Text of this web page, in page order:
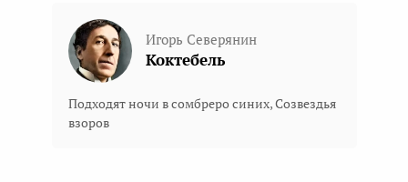
Игорь Северянин
Коктебель
Подходят ночи в сомбреро синих, Созвездья
взоров